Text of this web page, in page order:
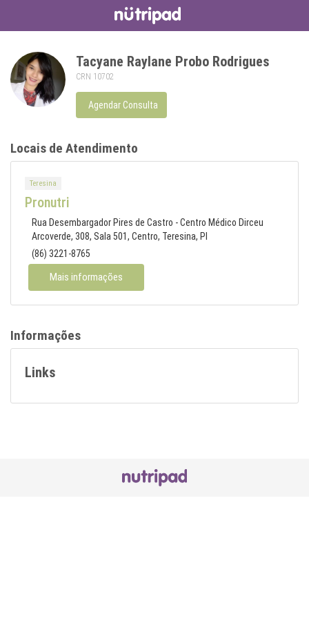
Tacyane Raylane Probo Rodrigues
CRN 10702
Agendar Consulta
Locais de Atendimento
Teresina
Pronutri
Rua Desembargador Pires de Castro - Centro Médico Dirceu
Arcoverde, 308, Sala 501, Centro, Teresina, PI
(86) 3221-8765
Mais informações
Informações
Links